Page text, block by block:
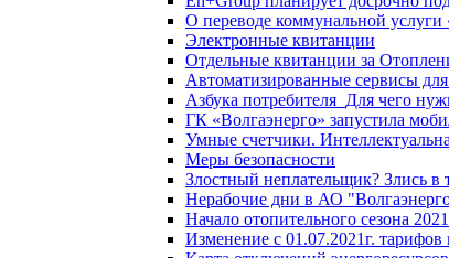
О переводе коммунальной услуги
Электронные квитанции
Отдельные квитанции за
Автоматизированные сервисы
Азбука потребителя_Для чего
ГК «Волгаэнерго» запустила
Умные счетчики.
Меры безопасности
Злостный неплательщик? Злись в
Нерабочие дни в АО
Начало отопительного сезона
Изменение с 01.07.2021г.